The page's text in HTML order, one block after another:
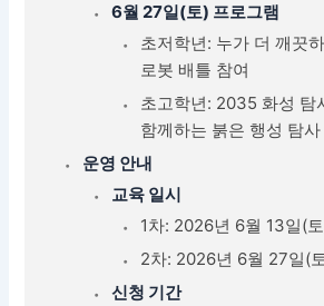
6월 27일(토) 프로그램
초저학년: 누가 더 깨끗
로봇 배틀 참여
초고학년: 2035 화성 탐
함께하는 붉은 행성 탐사
운영 안내
교육 일시
1차: 2026년 6월 13일(
2차: 2026년 6월 27일(
신청 기간